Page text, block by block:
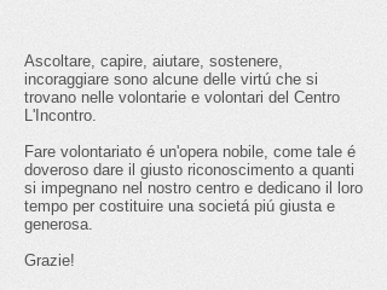
Ascoltare, capire, aiutare, sostenere,
incoraggiare sono alcune delle virtú che si
trovano nelle volontarie e volontari del Centro
L'Incontro.
Fare volontariato é un'opera nobile, come tale é
doveroso dare il giusto riconoscimento a quanti
si impegnano nel nostro centro e dedicano il loro
tempo per costituire una societá piú giusta e
generosa.
Grazie!